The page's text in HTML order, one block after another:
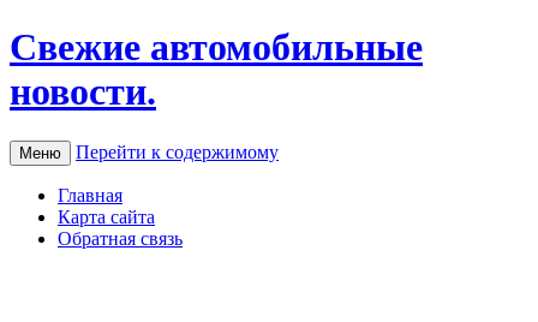
Свежие автомобильные
новости.
Меню Перейти к содержимому
Главная
Карта сайта
Обратная связь